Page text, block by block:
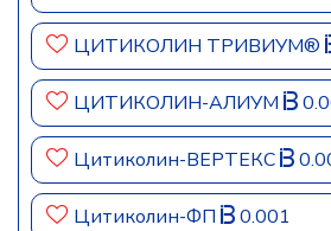
ЦИТИКОЛИН ТРИВИУМ®
ЦИТИКОЛИН-АЛИУМ
Цитиколин-ВЕРТЕКС
Цитиколин-ФП 0.001